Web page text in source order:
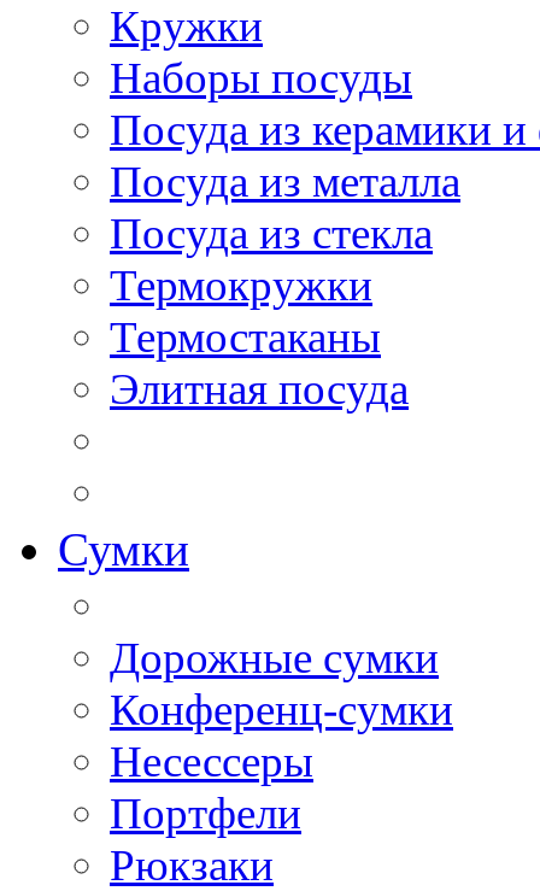
Кружки
Наборы посуды
Посуда из керамики
Посуда из металла
Посуда из стекла
Термокружки
Термостаканы
Элитная посуда
Сумки
Дорожные сумки
Конференц-сумки
Несессеры
Портфели
Рюкзаки